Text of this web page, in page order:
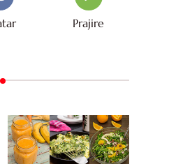
Prajire